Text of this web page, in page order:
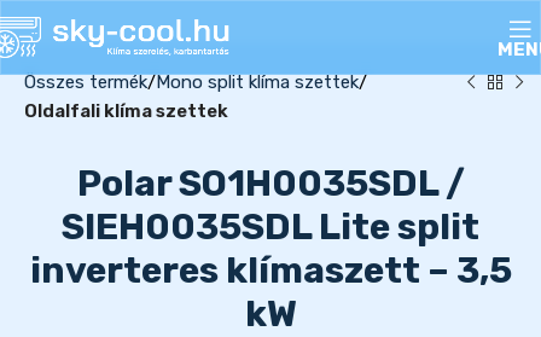
Összes termék Mono split klíma szettek
Oldalfali klíma szettek
Polar SO1H0035SDL /
SIEH0035SDL Lite split
inverteres klímaszett – 3,5
kW